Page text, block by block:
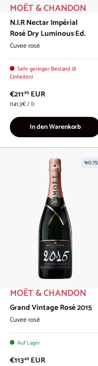
MOËT & CHANDON
N.I.R Nectar Impérial
Rosé Dry Luminous Ed.
Cuvee rosé
Sehr geringer Bestand (8
Einheiten)
€21195 EUR
Grundpreis
141.3€/l
In den Warenkorb
1x0,75
MOËT & CHANDON
Grand Vintage Rosé 2015
Cuvee rosé
Auf Lager
€11349 EUR